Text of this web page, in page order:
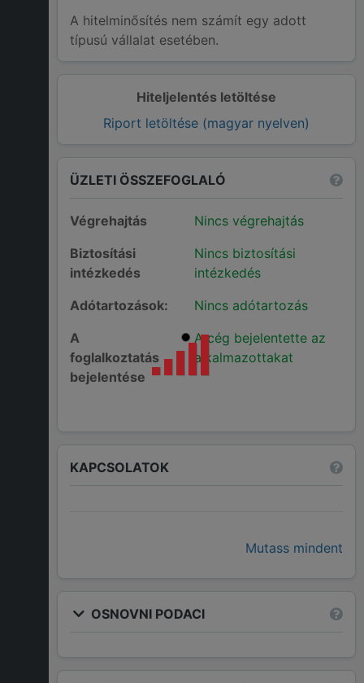
Hiteljelentés letöltése
Riport letöltése (magyar nyelven)
A hitelminősítés nem számít egy adott
típusú vállalat esetében.
ÜZLETI ÖSSZEFOGLALÓ
Végrehajtás
Nincs végrehajtás
Biztosítási
intézkedés
Nincs biztosítási
intézkedés
Adótartozások:
Nincs adótartozás
A
foglalkoztatás
bejelentése
A cég bejelentette az
alkalmazottakat
KAPCSOLATOK
Mutass mindent
OSNOVNI PODACI